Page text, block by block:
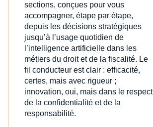
sections, conçues pour vous
accompagner, étape par étape,
depuis les décisions stratégiques
jusqu’à l’usage quotidien de
l’intelligence artificielle dans les
métiers du droit et de la fiscalité. Le
fil conducteur est clair : efficacité,
certes, mais avec rigueur ;
innovation, oui, mais dans le respect
de la confidentialité et de la
responsabilité.